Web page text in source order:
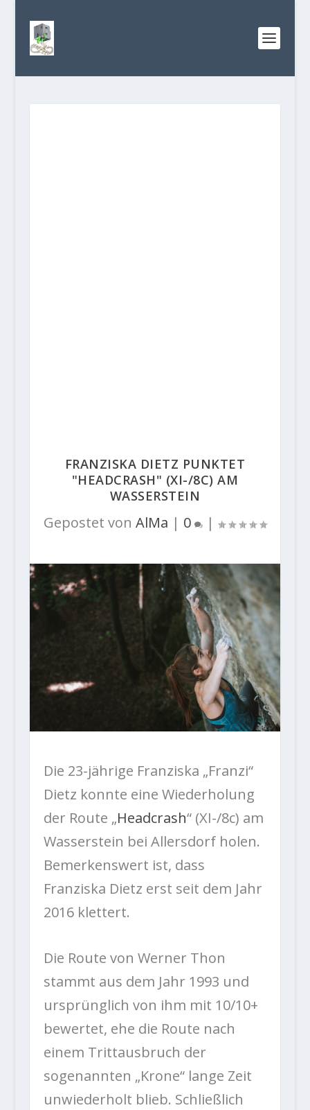
FRANZISKA DIETZ PUNKTET
"HEADCRASH" (XI-/8C) AM
WASSERSTEIN
Gepostet von AlMa | 0 |
Die 23-jährige Franziska „Franzi“
Dietz konnte eine Wiederholung
der Route „Headcrash“ (XI-/8c) am
Wasserstein bei Allersdorf holen.
Bemerkenswert ist, dass
Franziska Dietz erst seit dem Jahr
2016 klettert.
Die Route von Werner Thon
stammt aus dem Jahr 1993 und
ursprünglich von ihm mit 10/10+
bewertet, ehe die Route nach
einem Trittausbruch der
sogenannten „Krone“ lange Zeit
unwiederholt blieb. Schließlich